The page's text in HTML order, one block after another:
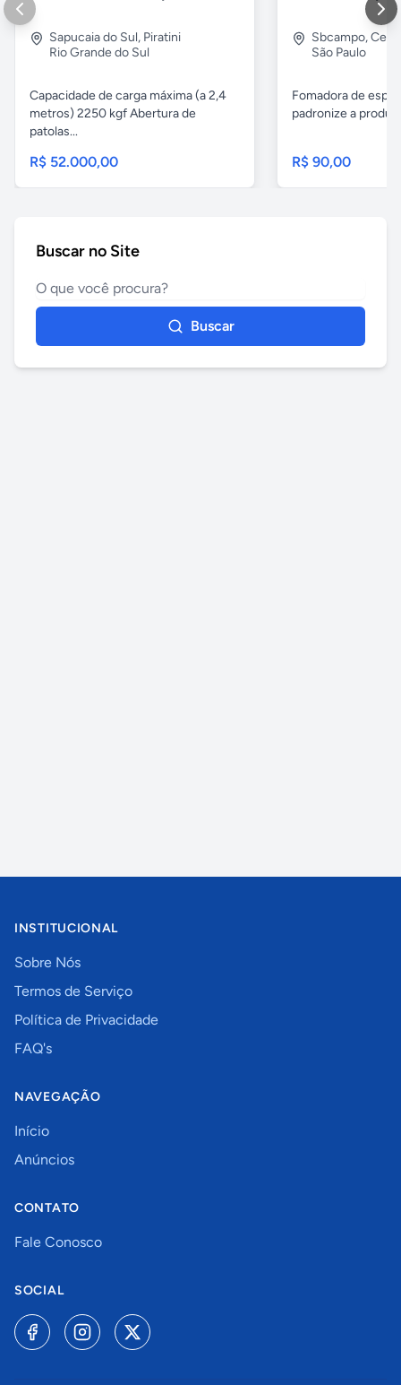
Sapucaia do Sul, Piratini
Rio Grande do Sul
Capacidade de carga máxima (a 2,4
metros) 2250 kgf Abertura de
patolas...
R$ 52.000,00
Sbcampo,
São Paulo
Fomadora de
padronize a
R$ 90,00
Buscar no Site
Buscar
INSTITUCIONAL
Sobre Nós
Termos de Serviço
Política de Privacidade
FAQ's
NAVEGAÇÃO
Início
Anúncios
CONTATO
Fale Conosco
SOCIAL